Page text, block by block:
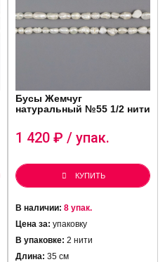
Бусы Жемчуг
натуральный №55 1/2 нити
1 420 ₽ / упак.
КУПИТЬ
В наличии: 8 упак.
Цена за: упаковку
В упаковке: 2 нити
Длина: 35 см